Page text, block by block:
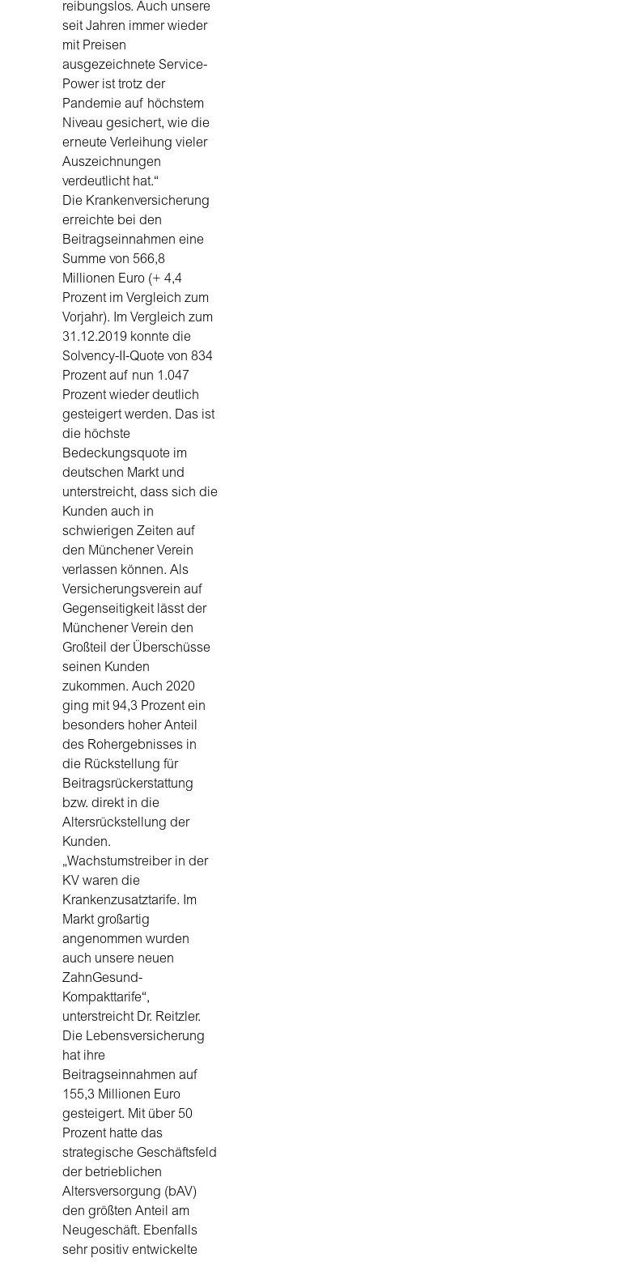
reibungslos. Auch unsere
seit Jahren immer wieder
mit Preisen
ausgezeichnete Service-
Power ist trotz der
Pandemie auf höchstem
Niveau gesichert, wie die
erneute Verleihung vieler
Auszeichnungen
verdeutlicht hat.“
Die Krankenversicherung
erreichte bei den
Beitragseinnahmen eine
Summe von 566,8
Millionen Euro (+ 4,4
Prozent im Vergleich zum
Vorjahr). Im Vergleich zum
31.12.2019 konnte die
Solvency-II-Quote von 834
Prozent auf nun 1.047
Prozent wieder deutlich
gesteigert werden. Das ist
die höchste
Bedeckungsquote im
deutschen Markt und
unterstreicht, dass sich die
Kunden auch in
schwierigen Zeiten auf
den Münchener Verein
verlassen können. Als
Versicherungsverein auf
Gegenseitigkeit lässt der
Münchener Verein den
Großteil der Überschüsse
seinen Kunden
zukommen. Auch 2020
ging mit 94,3 Prozent ein
besonders hoher Anteil
des Rohergebnisses in
die Rückstellung für
Beitragsrückerstattung
bzw. direkt in die
Altersrückstellung der
Kunden.
„Wachstumstreiber in der
KV waren die
Krankenzusatztarife. Im
Markt großartig
angenommen wurden
auch unsere neuen
ZahnGesund-
Kompakttarife“,
unterstreicht Dr. Reitzler.
Die Lebensversicherung
hat ihre
Beitragseinnahmen auf
155,3 Millionen Euro
gesteigert. Mit über 50
Prozent hatte das
strategische Geschäftsfeld
der betrieblichen
Altersversorgung (bAV)
den größten Anteil am
Neugeschäft. Ebenfalls
sehr positiv entwickelte